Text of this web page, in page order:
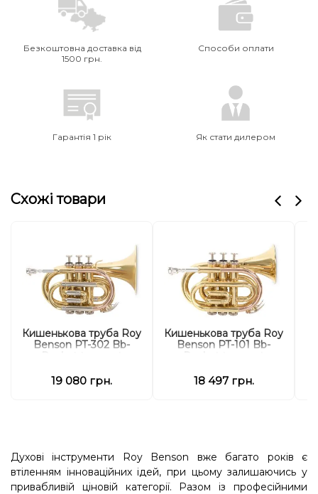
Безкоштовна доставка від
1500 грн.
Способи оплати
Гарантія 1 рік Як стати дилером
Схожі товари
Кишенькова труба Roy
Benson PT-302 Bb-
19 080 грн.
Кишенькова труба Roy
Benson PT-101 Bb-
18 497 грн.
Духові інструменти Roy Benson вже багато років є
втіленням інноваційних ідей, при цьому залишаючись у
привабливій ціновій категорії. Разом із професійними